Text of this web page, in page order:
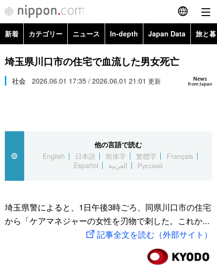
English
简体字
繁體字
العربية
社会
旅と暮らし
新着 カテゴリー ニュース In-depth Japan Data 旅と
政治・外交
経済・ビジネス
社会
文化
科学・技術
暮らし
Topics
Images
お知らせ
埼玉県川口市の住宅で血流した男女死亡
News
from Japan
社会 2026.06.01 17:35 / 2026.06.01 21:01 更新
他の言語で読む
English
日本語 简体字 繁體字
Français
Español
العربية Русский
埼玉県警によると、1日午後3時ごろ、同県川口市の住宅
から「ケアマネジャーの女性を刃物で刺した。これか...
記事全文を読む（外部サイト）